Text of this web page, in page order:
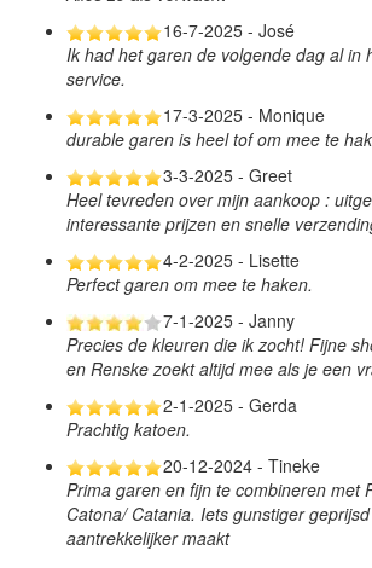
16-7-2025 - José
Ik had het garen de volgende dag al in
service.
17-3-2025 - Monique
durable garen is heel tof om mee te
3-3-2025 - Greet
Heel tevreden over mijn aankoop :
interessante prijzen en snelle
4-2-2025 - Lisette
Perfect garen om mee te haken.
7-1-2025 - Janny
Precies de kleuren die ik zocht! Fijne
en Renske zoekt altijd mee als je een
2-1-2025 - Gerda
Prachtig katoen.
20-12-2024 - Tineke
Prima garen en fijn te combineren met
Catona/ Catania. Iets gunstiger
aantrekkelijker maakt